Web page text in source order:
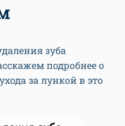
зуба
подробнее о
за лункой в это